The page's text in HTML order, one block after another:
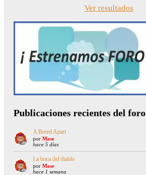
Ver resultados
Publicaciones recientes del foro
A Breed Apart
por Mase
hace 5 días
La boca del diablo
por Mase
hace 1 semana